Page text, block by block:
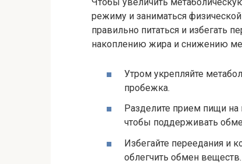
режиму и заниматься
правильно питаться и избегать
накоплению жира и снижению
Утром укрепляйте
пробежка.
Разделите прием пищи
чтобы поддерживать
Избегайте переедания и
облегчить обмен веществ.